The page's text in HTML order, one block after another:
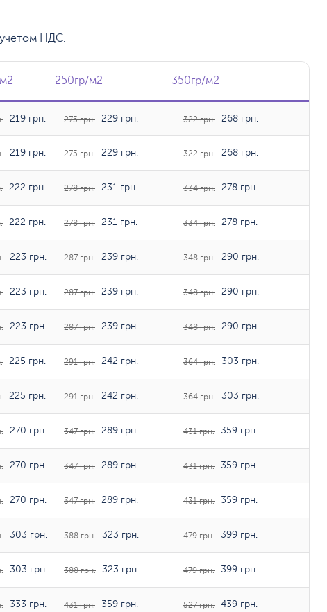
НДС.
250гр/м2 350гр/м2
м2 250гр/м2 350гр/м2
219 грн. 275 грн. 229 грн. 322 грн. 268 грн.
219 грн. 275 грн. 229 грн. 322 грн. 268 грн.
222 грн. 278 грн. 231 грн. 334 грн. 278 грн.
222 грн. 278 грн. 231 грн. 334 грн. 278 грн.
223 грн. 287 грн. 239 грн. 348 грн. 290 грн.
223 грн. 287 грн. 239 грн. 348 грн. 290 грн.
223 грн. 287 грн. 239 грн. 348 грн. 290 грн.
225 грн. 291 грн. 242 грн. 364 грн. 303 грн.
225 грн. 291 грн. 242 грн. 364 грн. 303 грн.
270 грн. 347 грн. 289 грн. 431 грн. 359 грн.
270 грн. 347 грн. 289 грн. 431 грн. 359 грн.
270 грн. 347 грн. 289 грн. 431 грн. 359 грн.
303 грн. 388 грн. 323 грн. 479 грн. 399 грн.
303 грн. 388 грн. 323 грн. 479 грн. 399 грн.
333 грн. 431 грн. 359 грн. 527 грн. 439 грн.